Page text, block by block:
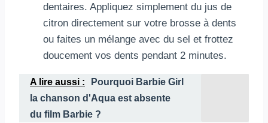
dentaires. Appliquez simplement du jus de
citron directement sur votre brosse à dents
ou faites un mélange avec du sel et frottez
doucement vos dents pendant 2 minutes.
A lire aussi :
Pourquoi Barbie Girl
la chanson d'Aqua est absente
du film Barbie ?